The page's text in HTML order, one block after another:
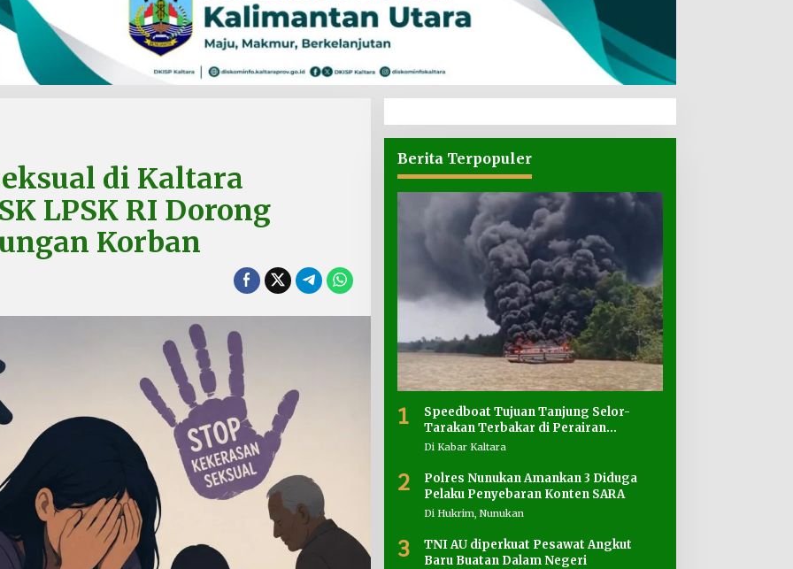
di Kaltara
LPSK RI Dorong
Korban
Berita Terpopuler
1
Speedboat Tujuan Tanjung Selor-
Tarakan Terbakar di Perairan
Salimbatu
Di Kabar Kaltara
2
Polres Nunukan Amankan 3 Diduga
Pelaku Penyebaran Konten SARA
Di Hukrim, Nunukan
3
TNI AU diperkuat Pesawat Angkut
Baru Buatan Dalam Negeri